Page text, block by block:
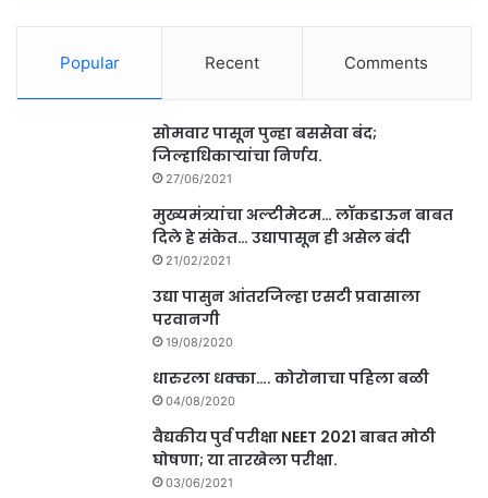
Popular Recent Comments
सोमवार पासून पुन्हा बससेवा बंद;
जिल्हाधिकाऱ्यांचा निर्णय.
27/06/2021
मुख्यमंत्र्यांचा अल्टीमेटम… लॉकडाऊन बाबत
दिले हे संकेत… उद्यापासून ही असेल बंदी
21/02/2021
उद्या पासुन आंतरजिल्हा एसटी प्रवासाला
परवानगी
19/08/2020
धारुरला धक्का…. कोरोनाचा पहिला बळी
04/08/2020
वैद्यकीय पुर्व परीक्षा NEET 2021 बाबत मोठी
घोषणा; या तारखेला परीक्षा.
03/06/2021